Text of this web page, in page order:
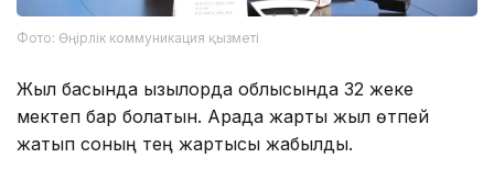
Фото: Өңірлік коммуникация қызметі
Жыл басында Қызылорда облысында 32 жеке
мектеп бар болатын. Арада жарты жыл өтпей
жатып соның тең жартысы жабылды.